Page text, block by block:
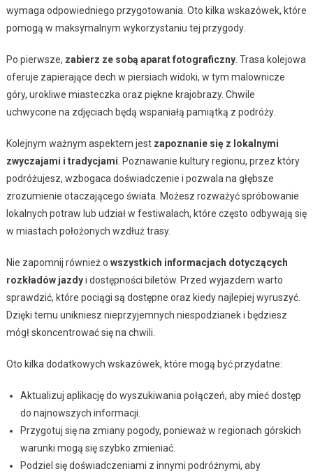
wymaga odpowiedniego przygotowania. Oto kilka wskazówek, które
pomogą w maksymalnym wykorzystaniu tej przygody.
Po pierwsze, zabierz ze sobą aparat fotograficzny. Trasa kolejowa
oferuje zapierające dech w piersiach widoki, w tym malownicze
góry, urokliwe miasteczka oraz piękne krajobrazy. Chwile
uchwycone na zdjęciach będą wspaniałą pamiątką z podróży.
Kolejnym ważnym aspektem jest zapoznanie się z lokalnymi
zwyczajami i tradycjami . Poznawanie kultury regionu, przez który
podróżujesz, wzbogaca doświadczenie i pozwala na głębsze
zrozumienie otaczającego świata. Możesz rozważyć spróbowanie
lokalnych potraw lub udział w festiwalach, które często odbywają się
w miastach położonych wzdłuż trasy.
Nie zapomnij również o wszystkich informacjach dotyczących
rozkładów jazdyi dostępności biletów. Przed wyjazdem warto
sprawdzić, które pociągi są dostępne oraz kiedy najlepiej wyruszyć.
Dzięki temu unikniesz nieprzyjemnych niespodzianek i będziesz
mógł skoncentrować się na chwili.
Oto kilka dodatkowych wskazówek, które mogą być przydatne:
Aktualizuj aplikację do wyszukiwania połączeń, aby mieć dostęp
do najnowszych informacji.
Przygotuj się na zmiany pogody, ponieważ w regionach górskich
warunki mogą się szybko zmieniać.
Podziel się doświadczeniami z innymi podróżnymi, aby